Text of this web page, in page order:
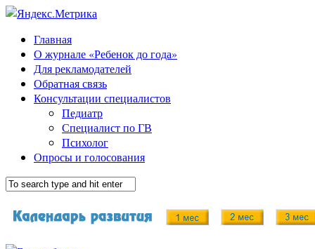
Главная
О журнале «Ребенок до года»
Для рекламодателей
Обратная связь
Консультации специалистов
Педиатр
Специалист по ГВ
Психолог
Опросы и голосования